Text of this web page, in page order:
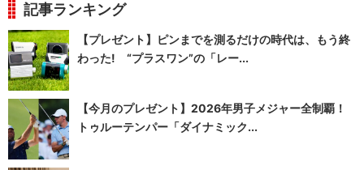
記事ランキング
【プレゼント】ピンまでを測るだけの時代は、もう終
わった! “プラスワン”の「レー...
【今月のプレゼント】2026年男子メジャー全制覇！
トゥルーテンパー「ダイナミック...